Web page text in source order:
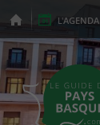
L'AGENDA